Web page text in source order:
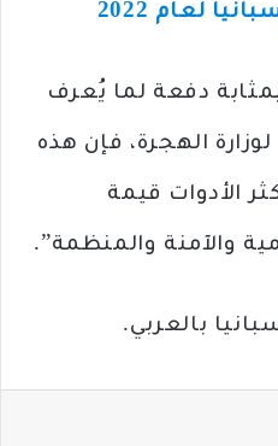
لعام 2022
بمثابة دفعة لما يُعرف
لوزارة الهجرة، فإن هذه
الأدوات قيمة
والآمنة والمنظمة”.
بالعربي.